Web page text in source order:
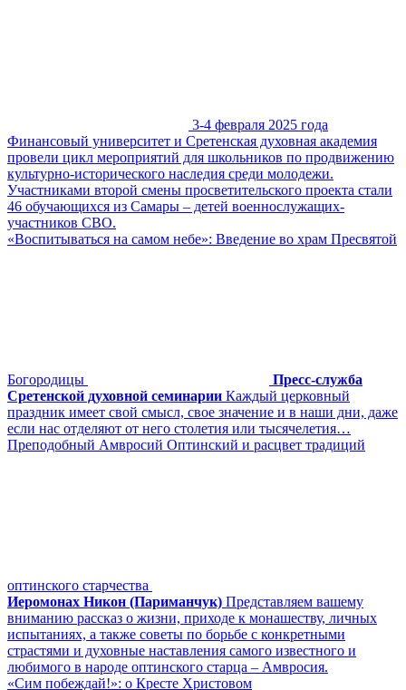
3-4 февраля 2025 года
Финансовый университет и Сретенская духовная академия
провели цикл мероприятий для школьников по продвижению
культурно-исторического наследия среди молодежи.
Участниками второй смены просветительского проекта стали
46 обучающихся из Самары – детей военнослужащих-
участников СВО.
«Воспитываться на самом небе»: Введение во храм Пресвятой
Богородицы
Пресс-служба
Сретенской духовной семинарии Каждый церковный
праздник имеет свой смысл, свое значение и в наши дни, даже
если нас отделяют от него столетия или тысячелетия…
Преподобный Амвросий Оптинский и расцвет традиций
оптинского старчества
Иеромонах Никон (Париманчук) Представляем вашему
вниманию рассказ о жизни, приходе к монашеству, личных
испытаниях, а также советы по борьбе с конкретными
страстями и духовные наставления самого известного и
любимого в народе оптинского старца – Амвросия.
«Сим побеждай!»: о Кресте Христовом